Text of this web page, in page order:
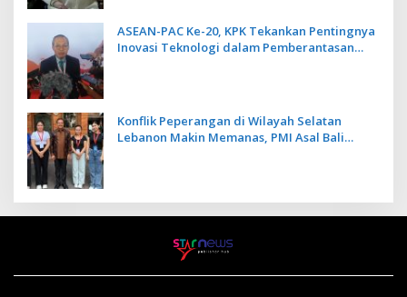
ASEAN-PAC Ke-20, KPK Tekankan Pentingnya
Inovasi Teknologi dalam Pemberantasan
Konflik Peperangan di Wilayah Selatan
Lebanon Makin Memanas, PMI Asal Bali